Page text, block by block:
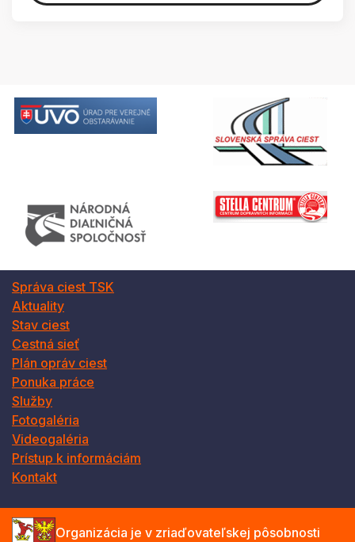
Správa ciest TSK
Aktuality
Stav ciest
Cestná sieť
Plán opráv ciest
Ponuka práce
Služby
Fotogaléria
Videogaléria
Prístup k informáciám
Kontakt
Organizácia je v zriaďovateľskej pôsobnosti